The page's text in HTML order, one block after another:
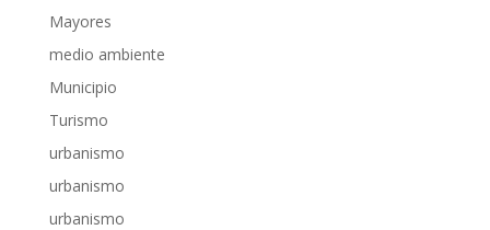
Mayores
medio ambiente
Municipio
Turismo
urbanismo
urbanismo
urbanismo